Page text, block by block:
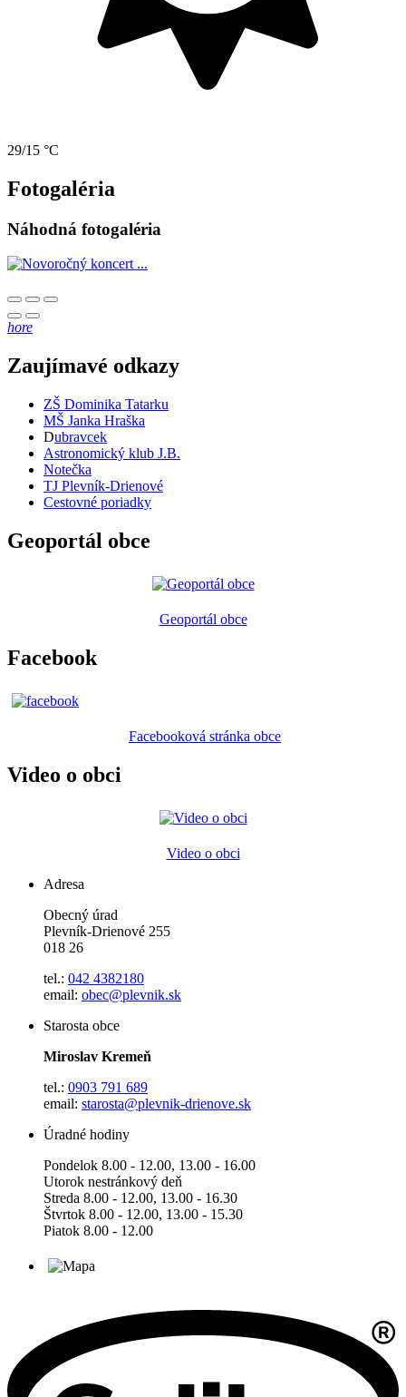
29/15 °C
Fotogaléria
Náhodná fotogaléria
hore
Zaujímavé odkazy
ZŠ Dominika Tatarku
MŠ Janka Hraška
Dubravcek
Astronomický klub J.B.
Notečka
TJ Plevník-Drienové
Cestovné poriadky
Geoportál obce
Geoportál obce
Facebook
Facebooková stránka obce
Video o obci
Video o obci
Adresa
Obecný úrad
Plevník-Drienové 255
018 26
tel.: 042 4382180
email: obec@plevnik.sk
Starosta obce
Miroslav Kremeň
tel.: 0903 791 689
email: starosta@plevnik-drienove.sk
Úradné hodiny
Pondelok 8.00 - 12.00, 13.00 - 16.00
Utorok nestránkový deň
Streda 8.00 - 12.00, 13.00 - 16.30
Štvrtok 8.00 - 12.00, 13.00 - 15.30
Piatok 8.00 - 12.00